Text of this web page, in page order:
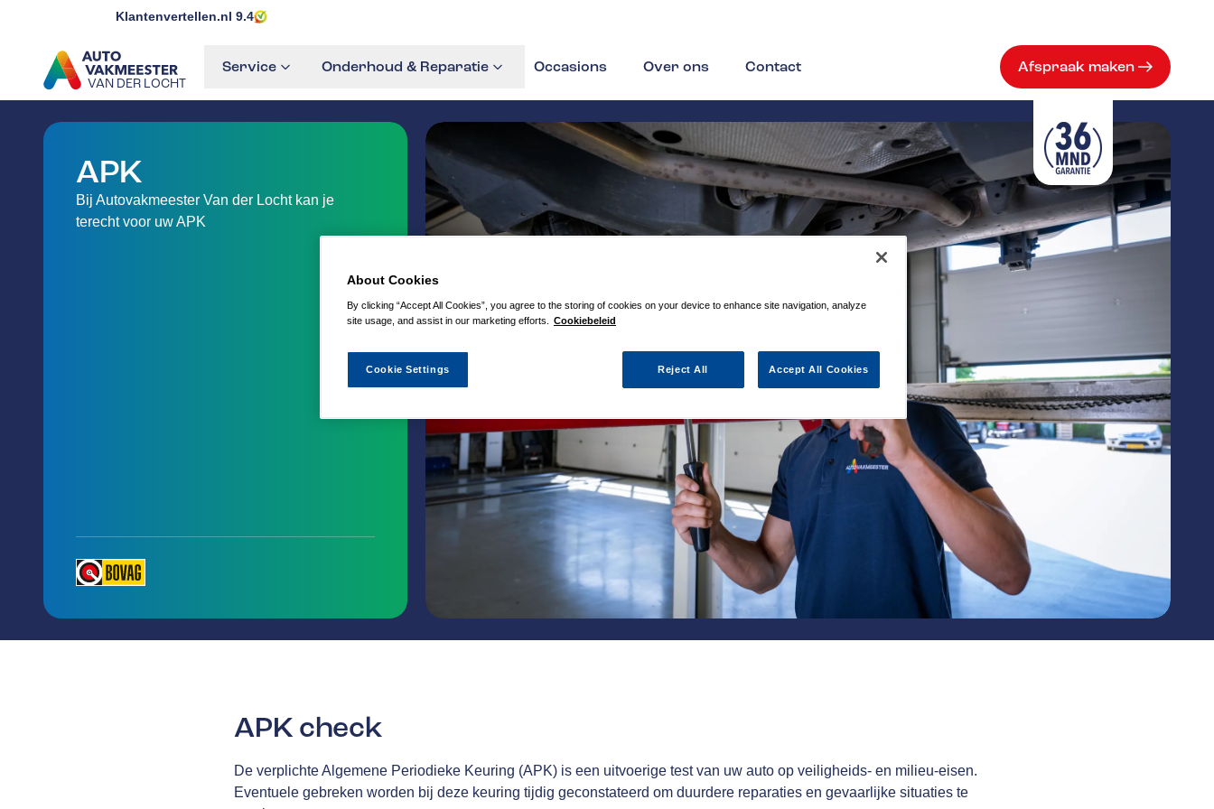
Klantenvertellen.nl 9.4
VAN DER LOCHT
GA NAAR DE HOMEPAGINA
Service Onderhoud & Reparatie Occasions Over ons Contact Afspraak maken
APK
Bij Autovakmeester Van der Locht kan je
terecht voor uw APK
APK check
De verplichte Algemene Periodieke Keuring (APK) is een uitvoerige test van uw auto op veiligheids- en milieu-eisen.
Eventuele gebreken worden bij deze keuring tijdig geconstateerd om duurdere reparaties en gevaarlijke situaties te
About Cookies
By clicking “Accept All Cookies”, you agree to the storing of cookies on your device to enhance site navigation, analyze
site usage, and assist in our marketing efforts.
Cookiebeleid
Reject All Accept All Cookies
Cookie Settings